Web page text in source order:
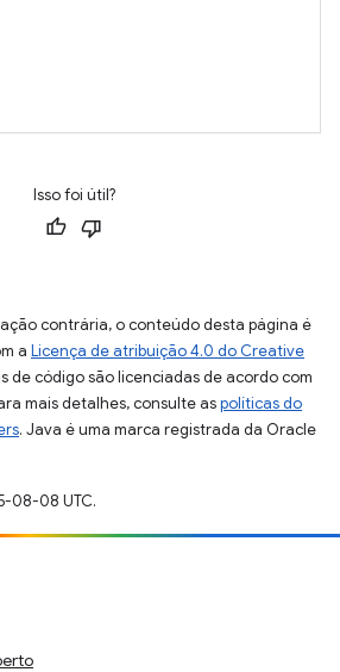
Isso foi útil?
contrária, o conteúdo desta página é
a Licença de atribuição 4.0 do Creative
de código são licenciadas de acordo com
mais detalhes, consulte aspolíticas do
. Java é uma marca registrada da Oracle
08-08 UTC.